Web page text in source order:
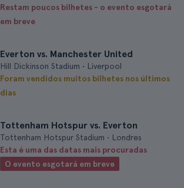
Restam poucos bilhetes - o evento esgotará
em breve
Everton vs. Manchester United
Hill Dickinson Stadium • Liverpool
Foram vendidos muitos bilhetes nos últimos
dias
Tottenham Hotspur vs. Everton
Tottenham Hotspur Stadium • Londres
Esta é uma das datas mais procuradas
O evento esgotará em breve